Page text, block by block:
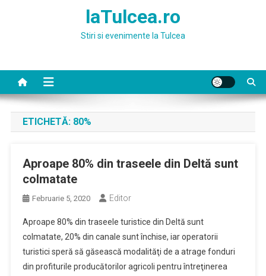
laTulcea.ro
Stiri si evenimente la Tulcea
ETICHETĂ: 80%
Aproape 80% din traseele din Deltă sunt
colmatate
Februarie 5, 2020 Editor
Aproape 80% din traseele turistice din Deltă sunt
colmatate, 20% din canale sunt închise, iar operatorii
turistici speră să găsească modalităţi de a atrage fonduri
din profiturile producătorilor agricoli pentru întreţinerea